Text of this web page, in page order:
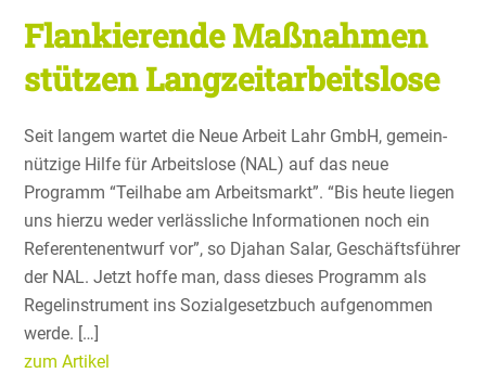
Flankierende Maßnahmen
stützen Langzeitarbeitslose
Seit langem wartet die Neue Arbeit Lahr GmbH, gemein­
nüt­zige Hilfe für Arbeits­lose (NAL) auf das neue
Programm “Teilhabe am Arbeits­markt”. “Bis heute liegen
uns hierzu weder verläss­liche Infor­ma­tionen noch ein
Referen­ten­ent­wurf vor”, so Djahan Salar, Geschäfts­führer
der NAL. Jetzt hoffe man, dass dieses Programm als
Regel­in­stru­ment ins Sozial­ge­setz­buch aufge­nommen
werde. […]
zum Artikel